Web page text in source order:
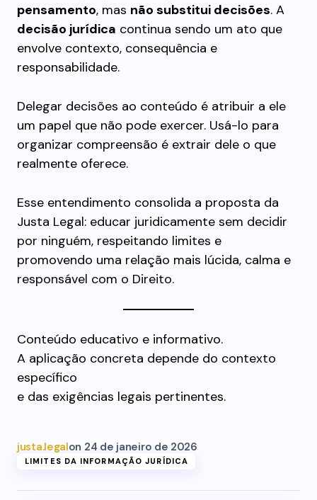
pensamento, mas não substitui decisões. A
decisão jurídica continua sendo um ato que
envolve contexto, consequência e
responsabilidade.
Delegar decisões ao conteúdo é atribuir a ele
um papel que não pode exercer. Usá-lo para
organizar compreensão é extrair dele o que
realmente oferece.
Esse entendimento consolida a proposta da
Justa Legal: educar juridicamente sem decidir
por ninguém, respeitando limites e
promovendo uma relação mais lúcida, calma e
responsável com o Direito.
Conteúdo educativo e informativo.
A aplicação concreta depende do contexto
específico
e das exigências legais pertinentes.
justa.legalon 24 de janeiro de 2026
LIMITES DA INFORMAÇÃO JURÍDICA